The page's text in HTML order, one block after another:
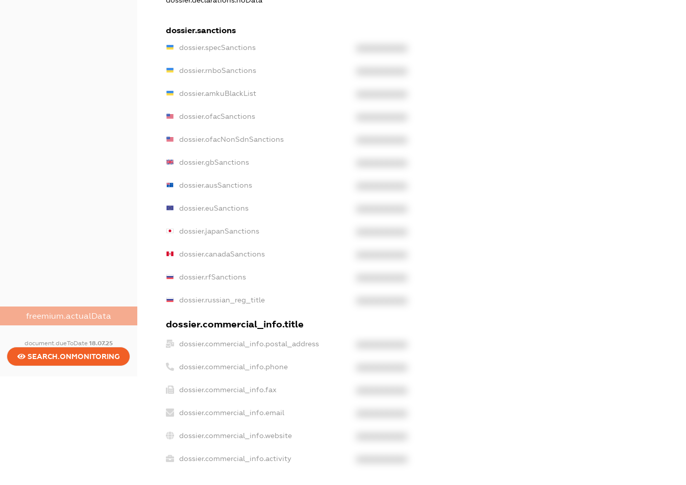
freemium.actualData
document.dueToDate 18.07.25
SEARCH.ONMONITORING
dossier.sanctions
dossier.specSanctions
dossier.rnboSanctions
dossier.amkuBlackList
dossier.ofacSanctions
dossier.ofacNonSdnSanctions
dossier.gbSanctions
dossier.ausSanctions
dossier.euSanctions
dossier.japanSanctions
dossier.canadaSanctions
dossier.rfSanctions
dossier.russian_reg_title
dossier.commercial_info.title
dossier.commercial_info.postal_address
dossier.commercial_info.phone
dossier.commercial_info.fax
dossier.commercial_info.email
dossier.commercial_info.website
dossier.commercial_info.activity